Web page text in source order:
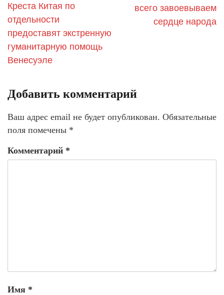
Креста Китая по
отдельности
предоставят экстренную
гуманитарную помощь
Венесуэле
всего завоевываем
сердце народа
Добавить комментарий
Ваш адрес email не будет опубликован. Обязательные
поля помечены *
Комментарий *
Имя *